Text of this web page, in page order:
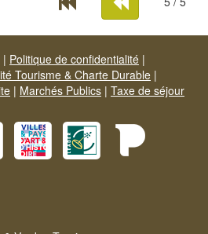
| Politique de confidentialité |
Tourisme & Charte Durable |
| Marchés Publics | Taxe de séjour